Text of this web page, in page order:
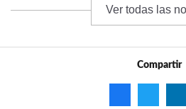
Ver todas las
Compartir